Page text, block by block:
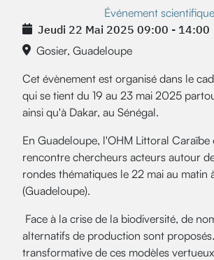
Événement scientifique
Jeudi 22 Mai 2025 09:00 - 14:00
Gosier, Guadeloupe
Cet évènement est organisé dans le
qui se tient du 19 au 23 mai 2025
ainsi qu'à Dakar, au Sénégal.
En Guadeloupe, l'OHM Littoral Caraïbe
rencontre chercheurs acteurs autour
rondes thématiques le 22 mai au matin
(Guadeloupe).
Face à la crise de la biodiversité, de
alternatifs de production sont
transformative de ces modèles